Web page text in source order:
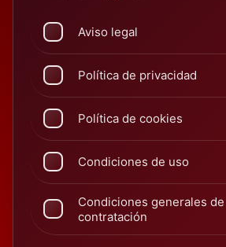
Aviso legal
Política de privacidad
Política de cookies
Condiciones de uso
Condiciones generales de
contratación